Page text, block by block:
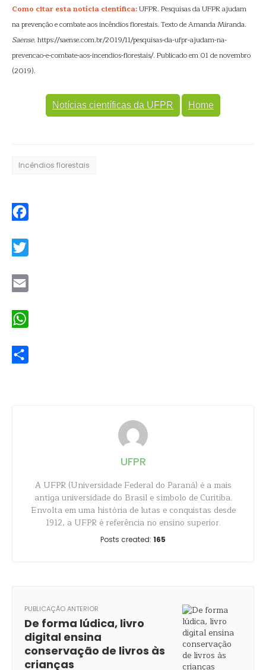
Como citar esta notícia científica:UFPR. Pesquisas da UFPR ajudam
na prevenção e combate aos incêndios florestais. Texto de Amanda Miranda.
Saense. https://saense.com.br/2019/11/pesquisas-da-ufpr-ajudam-na-
prevencao-e-combate-aos-incendios-florestais/. Publicado em 01 de novembro
(2019).
Notícias científicas da UFPR Home
Incêndios florestais
UFPR
A UFPR (Universidade Federal do Paraná) é a mais
antiga universidade do Brasil e símbolo de Curitiba.
Envolta em uma história de lutas e conquistas desde
1912, a UFPR é referência no ensino superior.
Posts created: 165
PUBLICAÇÃO ANTERIOR
De forma lúdica, livro
digital ensina
conservação de livros às
crianças